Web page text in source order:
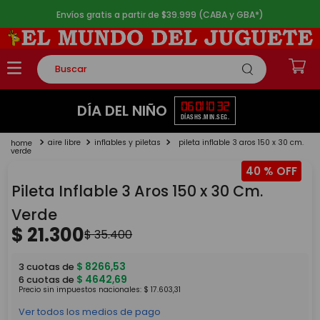
Envíos gratis a partir de $39.999 (CABA y GBA*)
Buscar
TÉRMINOS MÁS BUSCADOS
2.
lego
4 .
monopatin
5
toy story
DÍA DEL NIÑO 06
DÍAS
01
HS.
10
MIN.
32
SEG.
aire libre inflables y piletas pileta inflable 3 aros 150 x 30 cm.
verde
40 %
Pileta Inflable 3 Aros 150 x 30 Cm.
Verde
$ 21.300$35.400
3 cuotas de $ 8266,53
6 cuotas de $ 4642,69
Precio sin impuestos nacionales: $ 17.603,31
Ver todos los medios de pago